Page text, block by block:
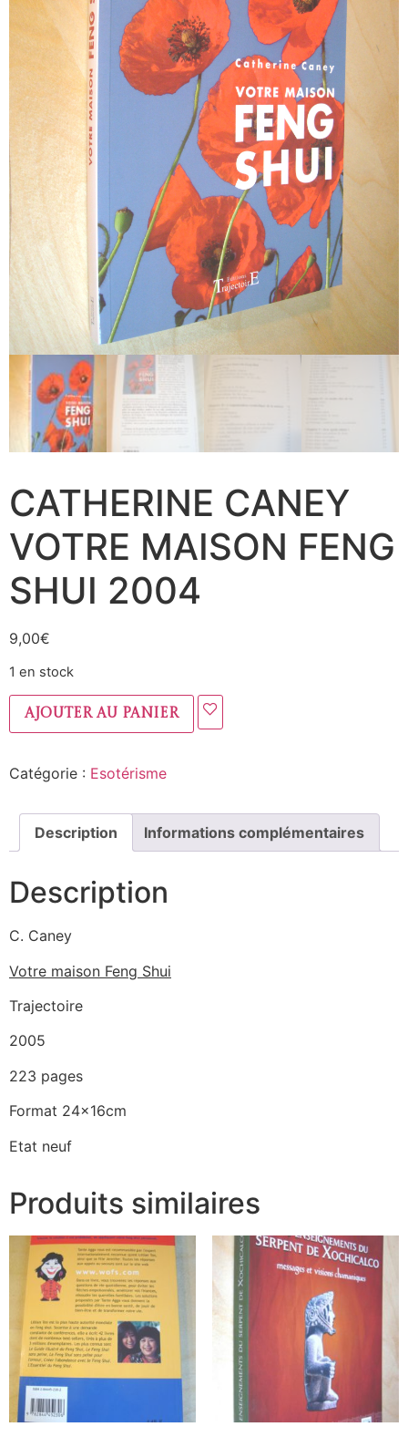
CATHERINE CANEY
VOTRE MAISON FENG
SHUI 2004
9,00€
1 en stock
Ajouter au panier
Catégorie : Esotérisme
Description Informations complémentaires
Description
C. Caney
Votre maison Feng Shui
Trajectoire
2005
223 pages
Format 24x16cm
Etat neuf
Produits similaires